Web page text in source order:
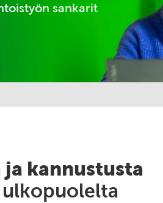
sankarit
ja kannustusta